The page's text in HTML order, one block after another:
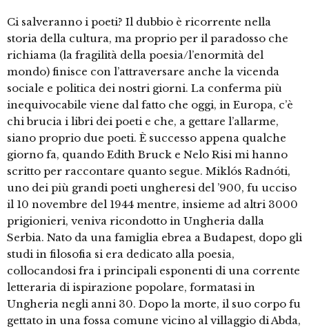
Ci salveranno i poeti? Il dubbio è ricorrente nella
storia della cultura, ma proprio per il paradosso che
richiama (la fragilità della poesia/l’enormità del
mondo) finisce con l’attraversare anche la vicenda
sociale e politica dei nostri giorni. La conferma più
inequivocabile viene dal fatto che oggi, in Europa, c’è
chi brucia i libri dei poeti e che, a gettare l’allarme,
siano proprio due poeti. È successo appena qualche
giorno fa, quando Edith Bruck e Nelo Risi mi hanno
scritto per raccontare quanto segue. Miklós Radnóti,
uno dei più grandi poeti ungheresi del ’900, fu ucciso
il 10 novembre del 1944 mentre, insieme ad altri 3000
prigionieri, veniva ricondotto in Ungheria dalla
Serbia. Nato da una famiglia ebrea a Budapest, dopo gli
studi in filosofia si era dedicato alla poesia,
collocandosi fra i principali esponenti di una corrente
letteraria di ispirazione popolare, formatasi in
Ungheria negli anni 30. Dopo la morte, il suo corpo fu
gettato in una fossa comune vicino al villaggio di Abda,